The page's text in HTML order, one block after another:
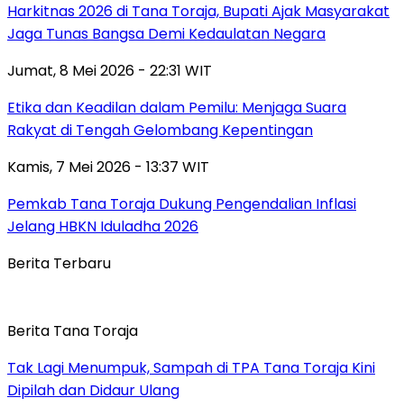
Harkitnas 2026 di Tana Toraja, Bupati Ajak Masyarakat
Jaga Tunas Bangsa Demi Kedaulatan Negara
Jumat, 8 Mei 2026 - 22:31 WIT
Etika dan Keadilan dalam Pemilu: Menjaga Suara
Rakyat di Tengah Gelombang Kepentingan
Kamis, 7 Mei 2026 - 13:37 WIT
Pemkab Tana Toraja Dukung Pengendalian Inflasi
Jelang HBKN Iduladha 2026
Berita Terbaru
Berita Tana Toraja
Tak Lagi Menumpuk, Sampah di TPA Tana Toraja Kini
Dipilah dan Didaur Ulang